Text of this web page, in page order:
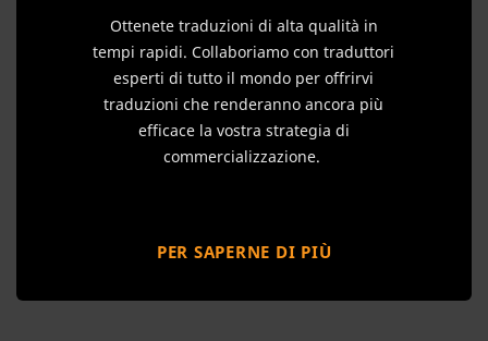
Ottenete traduzioni di alta qualità in
tempi rapidi. Collaboriamo con traduttori
esperti di tutto il mondo per offrirvi
traduzioni che renderanno ancora più
efficace la vostra strategia di
commercializzazione.
PER SAPERNE DI PIÙ